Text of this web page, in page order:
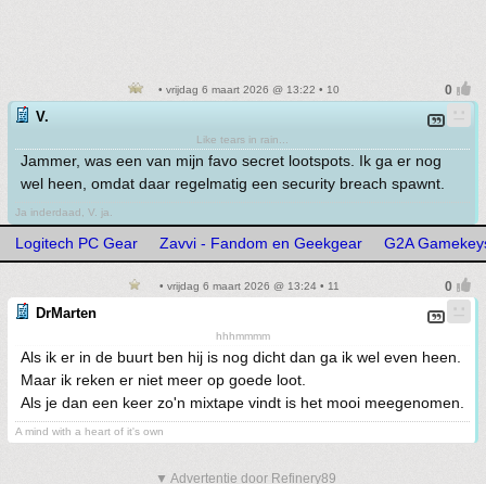
• vrijdag 6 maart 2026 @ 13:22 • 10
V.
Like tears in rain...
Jammer, was een van mijn favo secret lootspots. Ik ga er nog
wel heen, omdat daar regelmatig een security breach spawnt.
Ja inderdaad, V. ja.
Logitech PC Gear Zavvi - Fandom en Geekgear G2A
• vrijdag 6 maart 2026 @ 13:24 • 11
DrMarten
hhhmmmm
Als ik er in de buurt ben hij is nog dicht dan ga ik wel even heen.
Maar ik reken er niet meer op goede loot.
Als je dan een keer zo'n mixtape vindt is het mooi meegenomen.
A mind with a heart of it's own
▼ Advertentie door Refinery89